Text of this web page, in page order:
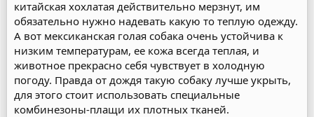
китайская хохлатая действительно мерзнут, им
обязательно нужно надевать какую то теплую одежду.
А вот мексиканская голая собака очень устойчива к
низким температурам, ее кожа всегда теплая, и
животное прекрасно себя чувствует в холодную
погоду. Правда от дождя такую собаку лучше укрыть,
для этого стоит использовать специальные
комбинезоны-плащи их плотных тканей.